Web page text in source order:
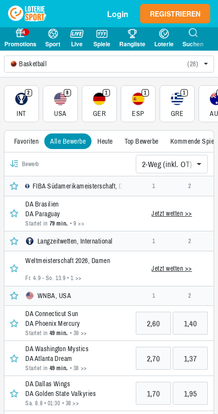
Login REGISTRIEREN
4
Promotions Sport Live Spiele Rangliste Loterie Suchen
Basketball (28)
2
INT
8
USA
1
GER
1
ESP
1
GRE
Favoriten Alle Bewerbe Heute Top Bewerbe Kommende
Bewerb 2-Weg (inkl. OT)
FIBA Südamerikameisterschaft, Damen, International
1 2
DA Brasilien
DA Paraguay
Startet in 79 min. • 9 >>
Jetzt wetten >>
Langzeitwetten, International 1 2
Weltmeisterschaft 2026, Damen
Fr. 4.9 - So. 13.9 • 1 >>
Jetzt wetten >>
WNBA, USA 1 2
DA Connecticut Sun
DA Phoenix Mercury
Startet in 49 min. • 39 >>
2,60 1,40
DA Washington Mystics
DA Atlanta Dream
Startet in 49 min. • 38 >>
2,70 1,37
DA Dallas Wings
DA Golden State Valkyries
Sa. 8.8 • 01:30 • 38 >>
1,70 1,95